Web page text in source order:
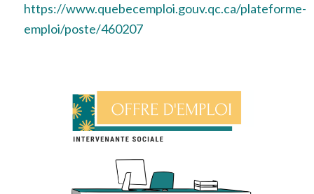
https://www.quebecemploi.gouv.qc.ca/plateforme-
emploi/poste/460207